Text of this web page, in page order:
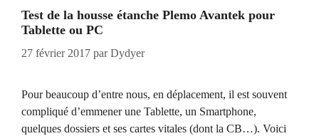
Test de la housse étanche Plemo Avantek pour
Tablette ou PC
27 février 2017 parDydyer
Pour beaucoup d’entre nous, en déplacement, il est souvent
compliqué d’emmener une Tablette, un Smartphone,
quelques dossiers et ses cartes vitales (dont la CB…). Voici